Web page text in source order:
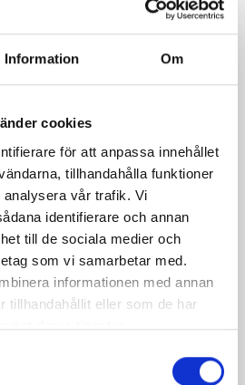
Information Om
cookies
för att anpassa innehållet
tillhandahålla funktioner
vår trafik. Vi
identifierare och annan
till de sociala medier och
som vi samarbetar med.
informationen med annan
tillhandahållit eller som de har
deras tjänster.
du vill använda för att läsa